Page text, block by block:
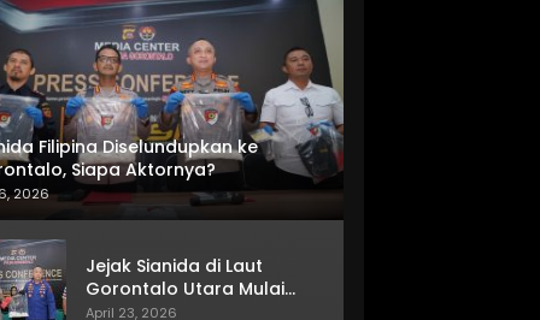
Filipina Diselundupkan ke
Siapa Aktornya?
2026
Jejak Sianida di Laut
Gorontalo Utara Mulai
Terkuak
April 23, 2026